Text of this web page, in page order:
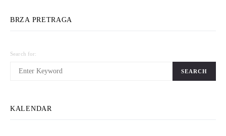
BRZA PRETRAGA
Search for:
SEARCH
KALENDAR